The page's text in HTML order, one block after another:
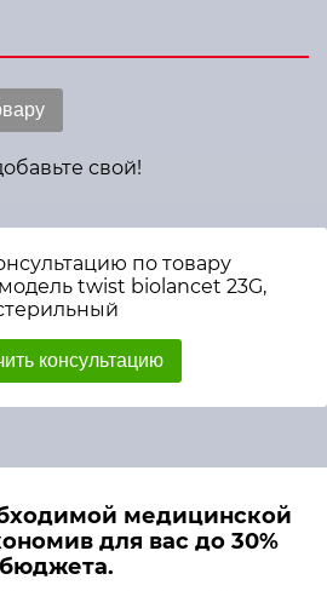
свой!
по товару
twist biolancet 23G,
консультацию
медицинской
для вас до 30%
бюджета.